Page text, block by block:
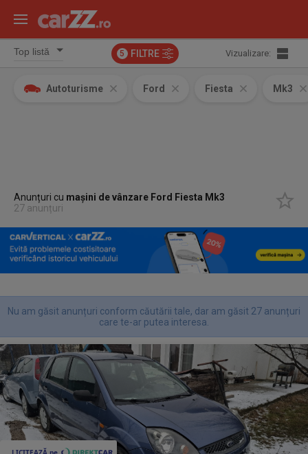
5 FILTRE Vizualizare:
Autoturisme Ford Fiesta Mk3
Anunțuri cu mașini de vânzare Ford Fiesta Mk3
27 anunțuri
Nu am găsit anunțuri conform căutării tale, dar am găsit 27 anunțuri
care te-ar putea interesa.